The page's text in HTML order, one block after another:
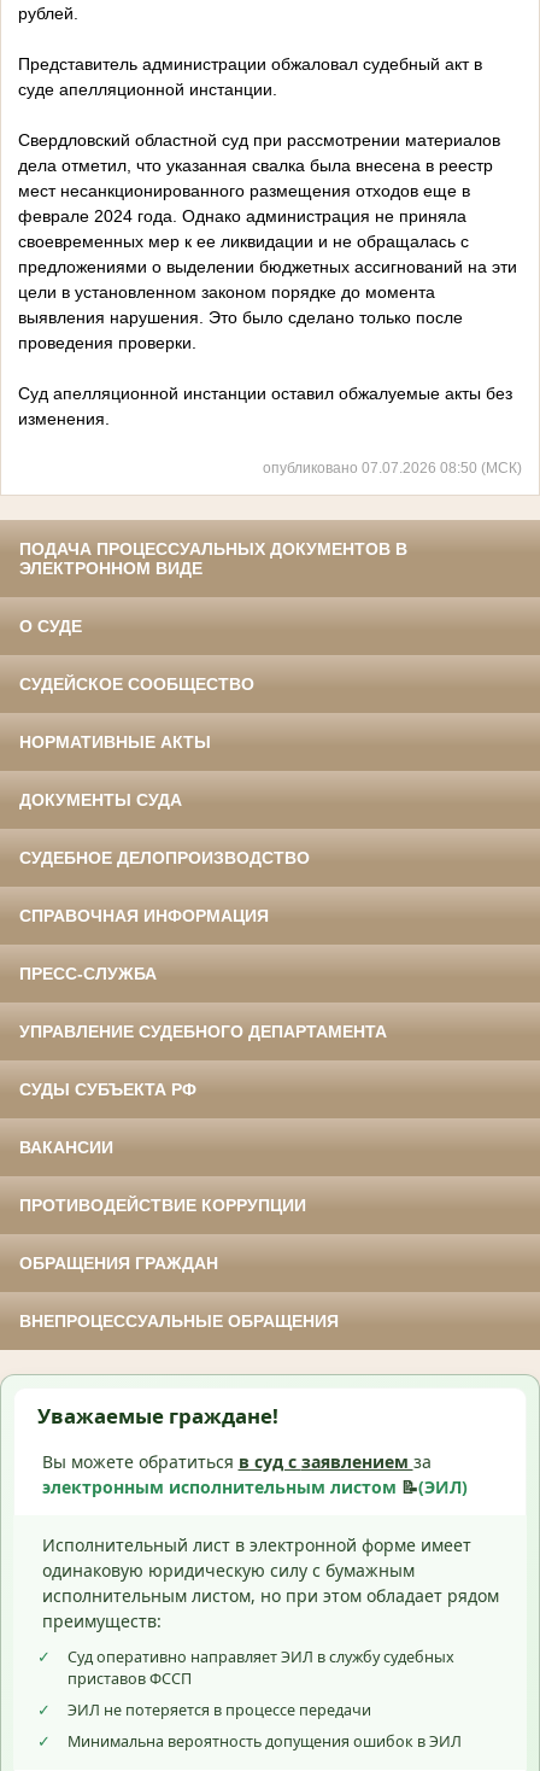
рублей.
Представитель администрации обжаловал судебный акт в
суде апелляционной инстанции.
Свердловский областной суд при рассмотрении материалов
дела отметил, что указанная свалка была внесена в реестр
мест несанкционированного размещения отходов еще в
феврале 2024 года. Однако администрация не приняла
своевременных мер к ее ликвидации и не обращалась с
предложениями о выделении бюджетных ассигнований на эти
цели в установленном законом порядке до момента
выявления нарушения. Это было сделано только после
проведения проверки.
Суд апелляционной инстанции оставил обжалуемые акты без
изменения.
опубликовано 07.07.2026 08:50 (МСК)
ПОДАЧА ПРОЦЕССУАЛЬНЫХ ДОКУМЕНТОВ В
ЭЛЕКТРОННОМ ВИДЕ
О СУДЕ
СУДЕЙСКОЕ СООБЩЕСТВО
НОРМАТИВНЫЕ АКТЫ
ДОКУМЕНТЫ СУДА
СУДЕБНОЕ ДЕЛОПРОИЗВОДСТВО
СПРАВОЧНАЯ ИНФОРМАЦИЯ
ПРЕСС-СЛУЖБА
УПРАВЛЕНИЕ СУДЕБНОГО ДЕПАРТАМЕНТА
СУДЫ СУБЪЕКТА РФ
ВАКАНСИИ
ПРОТИВОДЕЙСТВИЕ КОРРУПЦИИ
ОБРАЩЕНИЯ ГРАЖДАН
ВНЕПРОЦЕССУАЛЬНЫЕ ОБРАЩЕНИЯ
Уважаемые граждане!
Вы можете обратиться в суд с заявлением за
электронным исполнительным листом 📝(ЭИЛ)
Исполнительный лист в электронной форме имеет
одинаковую юридическую силу с бумажным
исполнительным листом, но при этом обладает рядом
преимуществ:
✓
Суд оперативно направляет ЭИЛ в службу судебных
приставов ФССП
✓
ЭИЛ не потеряется в процессе передачи
✓
Минимальна вероятность допущения ошибок в ЭИЛ